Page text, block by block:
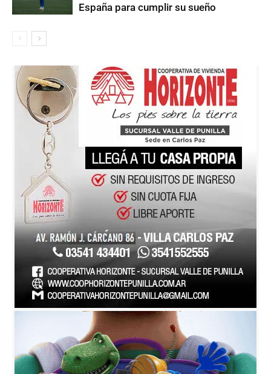
España para cumplir su sueño